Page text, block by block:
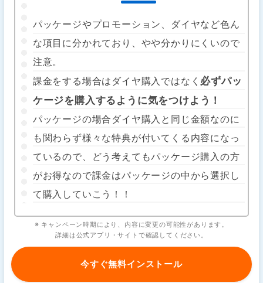
パッケージやプロモーション、ダイヤなど色ん
な項目に分かれており、やや分かりにくいので
注意。
課金をする場合はダイヤ購入ではなく 必ずパッ
ケージを購入するように気をつけよう！
パッケージの場合ダイヤ購入と同じ金額なのに
も関わらず様々な特典が付いてくる内容になっ
ているので、どう考えてもパッケージ購入の方
がお得なので課金はパッケージの中から選択し
て購入していこう！！
※ キャンペーン時期により、内容に変更の可能性があります。
詳細は公式アプリ・サイトで確認してください。
今すぐ無料インストール